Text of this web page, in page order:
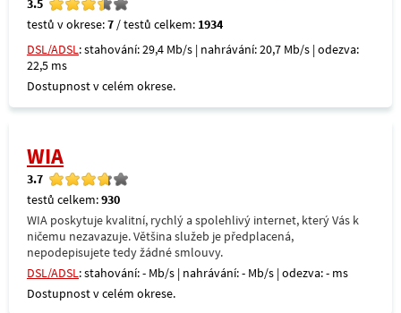
3.5
testů v okrese:7 / testů celkem: 1934
DSL/ADSL: stahování: 29,4 Mb/s | nahrávání: 20,7 Mb/s | odezva:
22,5 ms
Dostupnost v celém okrese.
WIA
3.7
testů celkem:930
WIA poskytuje kvalitní, rychlý a spolehlivý internet, který Vás k
ničemu nezavazuje. Většina služeb je předplacená,
nepodepisujete tedy žádné smlouvy.
DSL/ADSL: stahování: - Mb/s | nahrávání: - Mb/s | odezva: - ms
Dostupnost v celém okrese.